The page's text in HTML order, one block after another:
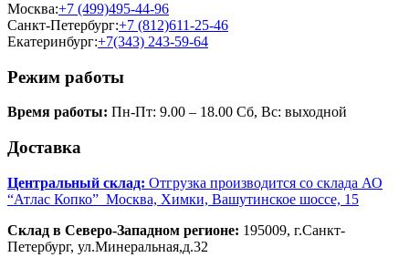
Москва:+7 (499)495-44-96
Санкт-Петербург:+7 (812)611-25-46
Екатеринбург:+7(343) 243-59-64
Режим работы
Время работы: Пн-Пт: 9.00 – 18.00 Сб, Вс: выходной
Доставка
Центральный склад: Отгрузка производится со склада АО
“Атлас Копко” Москва, Химки, Вашутинское шоссе, 15
Склад в Северо-Западном регионе: 195009, г.Санкт-
Петербург, ул.Минеральная,д.32